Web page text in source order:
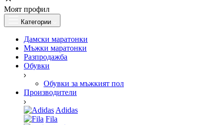
Моят профил
Категории
Дамски маратонки
Мъжки маратонки
Разпродажба
Обувки
Обувки за мъжкият пол
Производители
Adidas
Fila